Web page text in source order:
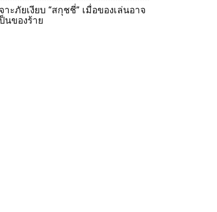
าะภัยเงียบ “สกุชชี่” เมื่อของเล่นอาจ
นของร้าย